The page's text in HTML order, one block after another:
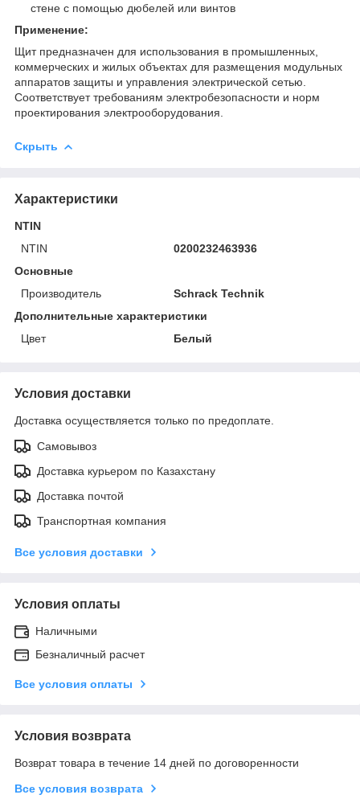
стене с помощью дюбелей или винтов
Применение:
Щит предназначен для использования в промышленных,
коммерческих и жилых объектах для размещения модульных
аппаратов защиты и управления электрической сетью.
Соответствует требованиям электробезопасности и норм
проектирования электрооборудования.
Скрыть
Характеристики
NTIN
NTIN
0200232463936
Основные
Производитель
Schrack Technik
Дополнительные характеристики
Цвет
Белый
Условия доставки
Доставка осуществляется только по предоплате.
Самовывоз
Доставка курьером по Казахстану
Доставка почтой
Транспортная компания
Все условия доставки
Условия оплаты
Наличными
Безналичный расчет
Все условия оплаты
Условия возврата
Возврат товара в течение 14 дней по договоренности
Все условия возврата